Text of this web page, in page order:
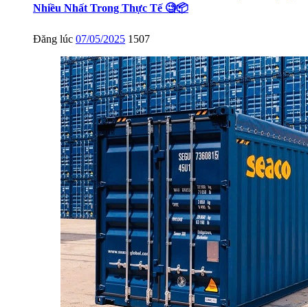
Nhiều Nhất Trong Thực Tế 🧐📦
Đăng lúc 07/05/2025 1507